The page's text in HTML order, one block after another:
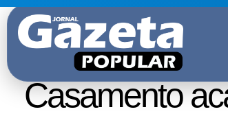
Casamento